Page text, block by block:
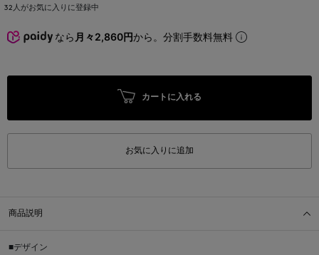
32 人がお気に入りに登録中
なら 月々2,860円から。分割手数料無料
カートに入れる
お気に入りに追加
商品説明
■デザイン